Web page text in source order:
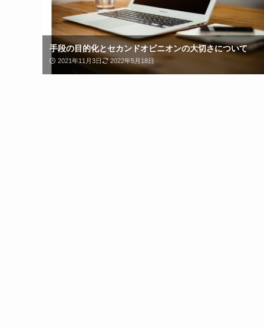
手段の目的化とセカンドオピニオンの大切さについて
2021年11月3日 2022年5月18日